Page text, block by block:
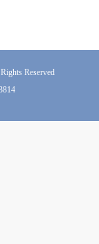
Reserved